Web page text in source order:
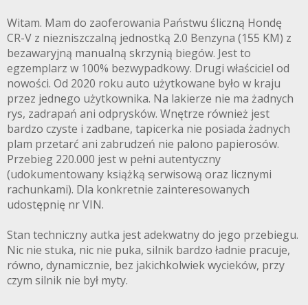
Witam. Mam do zaoferowania Państwu śliczną Hondę
CR-V z niezniszczalną jednostką 2.0 Benzyna (155 KM) z
bezawaryjną manualną skrzynią biegów. Jest to
egzemplarz w 100% bezwypadkowy. Drugi właściciel od
nowości. Od 2020 roku auto użytkowane było w kraju
przez jednego użytkownika. Na lakierze nie ma żadnych
rys, zadrapań ani odprysków. Wnętrze również jest
bardzo czyste i zadbane, tapicerka nie posiada żadnych
plam przetarć ani zabrudzeń nie palono papierosów.
Przebieg 220.000 jest w pełni autentyczny
(udokumentowany książką serwisową oraz licznymi
rachunkami). Dla konkretnie zainteresowanych
udostępnię nr VIN.
Stan techniczny autka jest adekwatny do jego przebiegu.
Nic nie stuka, nic nie puka, silnik bardzo ładnie pracuje,
równo, dynamicznie, bez jakichkolwiek wycieków, przy
czym silnik nie był myty.
FRYTEX.NET